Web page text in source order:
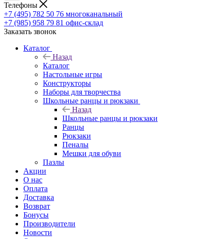
Телефоны
+7 (495) 782 50 76 многоканальный
+7 (985) 958 79 81 офис-склад
Заказать звонок
Каталог
Назад
Каталог
Настольные игры
Конструкторы
Наборы для творчества
Школьные ранцы и рюкзаки
Назад
Школьные ранцы и рюкзаки
Ранцы
Рюкзаки
Пеналы
Мешки для обуви
Пазлы
Акции
О нас
Оплата
Доставка
Возврат
Бонусы
Производители
Новости